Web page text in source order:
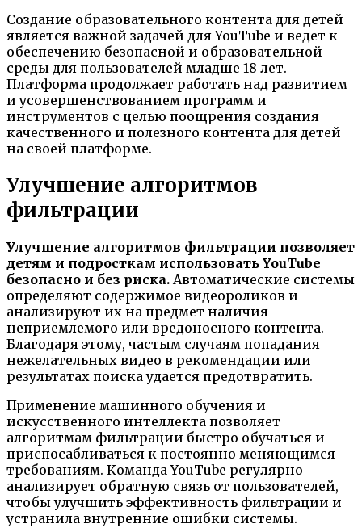
Создание образовательного контента для детей
является важной задачей для YouTube и ведет к
обеспечению безопасной и образовательной
среды для пользователей младше 18 лет.
Платформа продолжает работать над развитием
и усовершенствованием программ и
инструментов с целью поощрения создания
качественного и полезного контента для детей
на своей платформе.
Улучшение алгоритмов
фильтрации
Улучшение алгоритмов фильтрации позволяет
детям и подросткам использовать YouTube
безопасно и без риска. Автоматические системы
определяют содержимое видеороликов и
анализируют их на предмет наличия
неприемлемого или вредоносного контента.
Благодаря этому, частым случаям попадания
нежелательных видео в рекомендации или
результатах поиска удается предотвратить.
Применение машинного обучения и
искусственного интеллекта позволяет
алгоритмам фильтрации быстро обучаться и
приспосабливаться к постоянно меняющимся
требованиям. Команда YouTube регулярно
анализирует обратную связь от пользователей,
чтобы улучшить эффективность фильтрации и
устранила внутренние ошибки системы.